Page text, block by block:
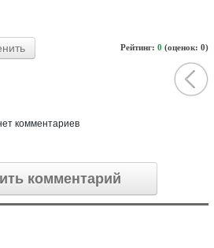
Рейтинг: 0 (оценок: 0)
комментариев
комментарий